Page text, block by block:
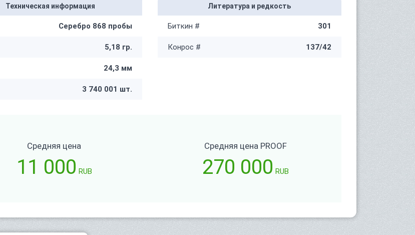
Техническая информация
Серебро 868 пробы
5,18 гр.
24,3 мм
3 740 001 шт.
Литература и редкость
Биткин # 301
Конрос # 137/42
Средняя цена
11 000 RUB
Средняя цена PROOF
270 000 RUB